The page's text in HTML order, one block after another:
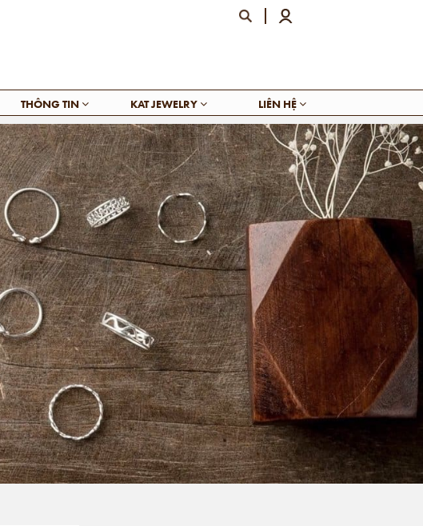
THÔNG TIN KAT JEWELRY LIÊN HỆ